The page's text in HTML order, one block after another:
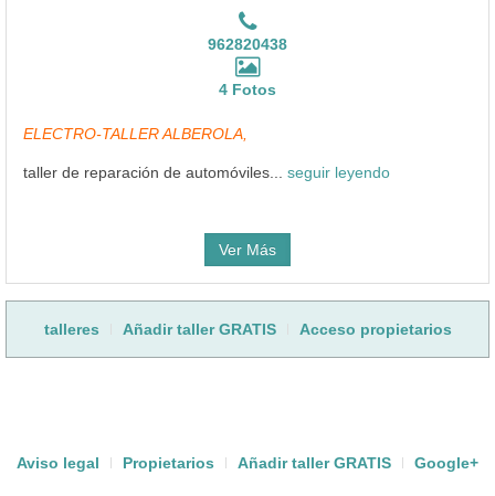
962820438
4 Fotos
ELECTRO-TALLER ALBEROLA,
taller de reparación de automóviles... seguir leyendo
Ver Más
talleres Añadir taller GRATIS Acceso propietarios
Aviso legal Propietarios Añadir taller GRATIS Google+